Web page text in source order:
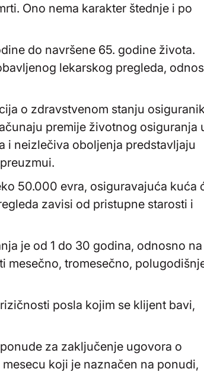
Ono nema karakter štednje i po
do navršene 65. godine života.
lekarskog pregleda,
o zdravstvenom stanju
premije životnog osiguranja
i neizlečiva oboljenja predstavljaju
50.000 evra, osiguravajuća kuća
zavisi od pristupne starosti i
je od 1 do 30 godina, odnosno na
mesečno, tromesečno,
posla kojim se klijent bavi,
za zaključenje ugovora o
koji je naznačen na ponudi,